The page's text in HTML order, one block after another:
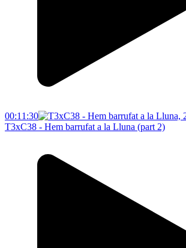
00:11:30
T3xC38 - Hem barrufat a la Lluna (part 2)